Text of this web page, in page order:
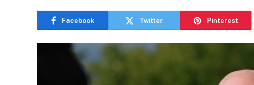
Facebook Twitter Pinterest